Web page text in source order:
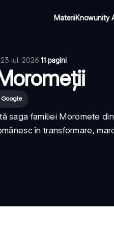
MateriiKnowunity
23 iul. 2026·11 pagini
saga familiei Moromete
în transformare,